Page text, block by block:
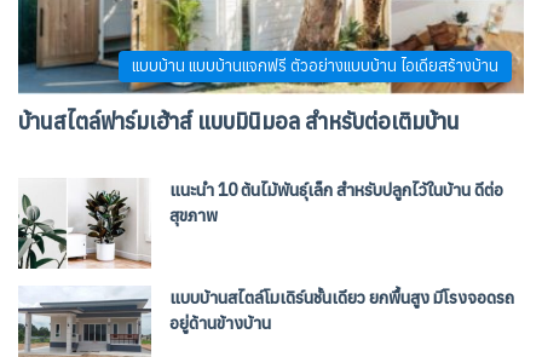
แบบบ้าน แบบบ้านแจกฟรี ตัวอย่างแบบบ้าน ไอเดียสร้างบ้าน
บ้านสไตล์ฟาร์มเฮ้าส์ แบบมินิมอล สำหรับต่อเติมบ้าน
แนะนำ 10 ต้นไม้พันธุ์เล็ก สำหรับปลูกไว้ในบ้าน ดีต่อ
สุขภาพ
แบบบ้านสไตล์โมเดิร์นชั้นเดียว ยกพื้นสูง มีโรงจอดรถ
อยู่ด้านข้างบ้าน